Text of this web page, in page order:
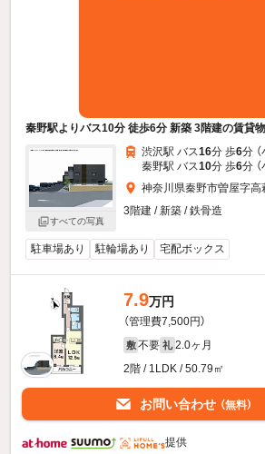
秦野駅よりバス10分 徒歩6分 新築 3階建の賃貸
すべての写真
渋沢駅 バス16分 歩6分
秦野駅 バス10分 歩6分
神奈川県秦野市曽屋字高
3階建 / 新築 / 鉄骨造
駐車場あり 駐輪場あり 宅配ボックス
7.9万円
（管理費7,500円）
敷 不要 礼 2.0ヶ月
2階 / 1LDK / 50.79㎡
お問い合わせ （無料）
提供